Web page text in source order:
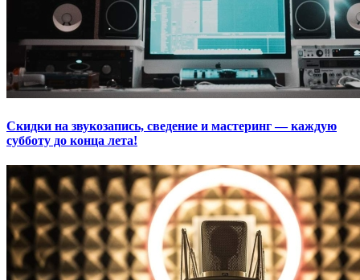
Скидки на звукозапись, сведение и мастеринг — каждую
субботу до конца лета!